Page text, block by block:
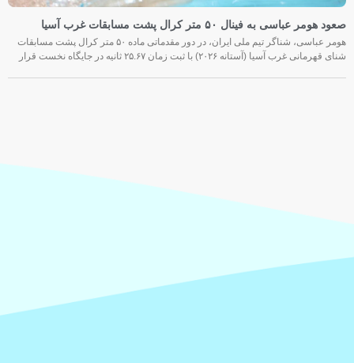
صعود هومر عباسی به فینال ۵۰ متر کرال پشت مسابقات غرب آسیا
هومر عباسی، شناگر تیم ملی ایران، در دور مقدماتی ماده ۵۰ متر کرال پشت مسابقات
شنای قهرمانی غرب آسیا (آستانه ۲۰۲۶) با ثبت زمان ۲۵.۶۷ ثانیه در جایگاه نخست قرار